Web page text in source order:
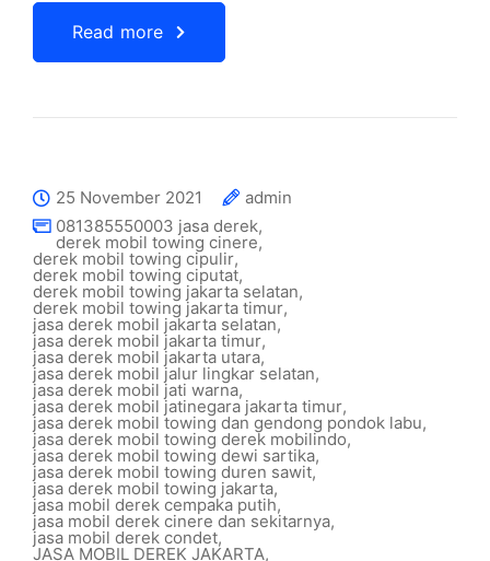
Read more
25 November 2021
admin
081385550003 jasa derek,
derek mobil towing cinere,
derek mobil towing cipulir,
derek mobil towing ciputat,
derek mobil towing jakarta selatan,
derek mobil towing jakarta timur,
jasa derek mobil jakarta selatan,
jasa derek mobil jakarta timur,
jasa derek mobil jakarta utara,
jasa derek mobil jalur lingkar selatan,
jasa derek mobil jati warna,
jasa derek mobil jatinegara jakarta timur,
jasa derek mobil towing dan gendong pondok labu,
jasa derek mobil towing derek mobilindo,
jasa derek mobil towing dewi sartika,
jasa derek mobil towing duren sawit,
jasa derek mobil towing jakarta,
jasa mobil derek cempaka putih,
jasa mobil derek cinere dan sekitarnya,
jasa mobil derek condet,
JASA MOBIL DEREK JAKARTA,